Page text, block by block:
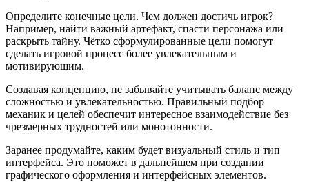
Определите конечные цели. Чем должен достичь игрок?
Например, найти важный артефакт, спасти персонажа или
раскрыть тайну. Чётко сформулированные цели помогут
сделать игровой процесс более увлекательным и
мотивирующим.
Создавая концепцию, не забывайте учитывать баланс между
сложностью и увлекательностью. Правильный подбор
механик и целей обеспечит интересное взаимодействие без
чрезмерных трудностей или монотонности.
Заранее продумайте, каким будет визуальный стиль и тип
интерфейса. Это поможет в дальнейшем при создании
графического оформления и интерфейсных элементов.